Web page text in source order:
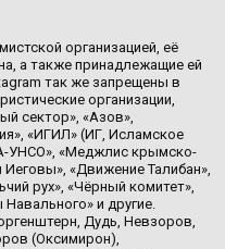
организацией, её
а также принадлежащие ей
так же запрещены в
организации,
сектор», «Азов»,
«ИГИЛ» (ИГ, Исламское
УНСО», «Меджлис крымско-
Иеговы», «Движение Талибан»,
рух», «Чёрный комитет»,
и другие.
Дудь, Невзоров,
(Оксимирон),